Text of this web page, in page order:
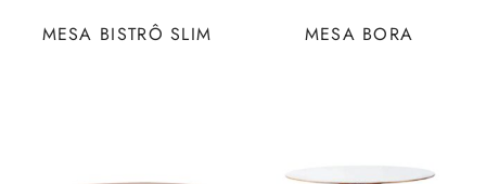
MESA BISTRÔ SLIM MESA BORA